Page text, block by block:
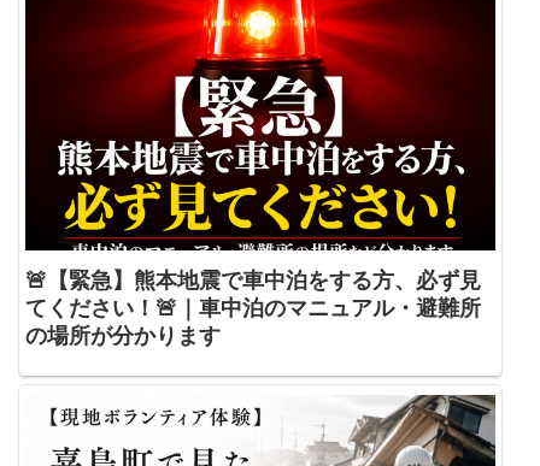
🚨【緊急】熊本地震で車中泊をする方、必ず見
てください！🚨｜車中泊のマニュアル・避難所
の場所が分かります